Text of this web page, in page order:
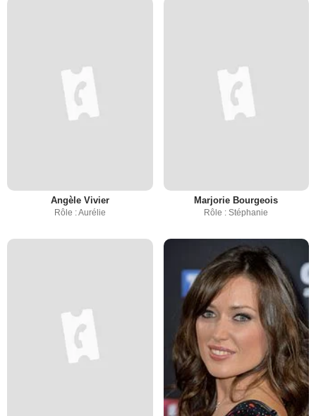
Angèle Vivier
Rôle : Aurélie
Marjorie Bourgeois
Rôle : Stéphanie